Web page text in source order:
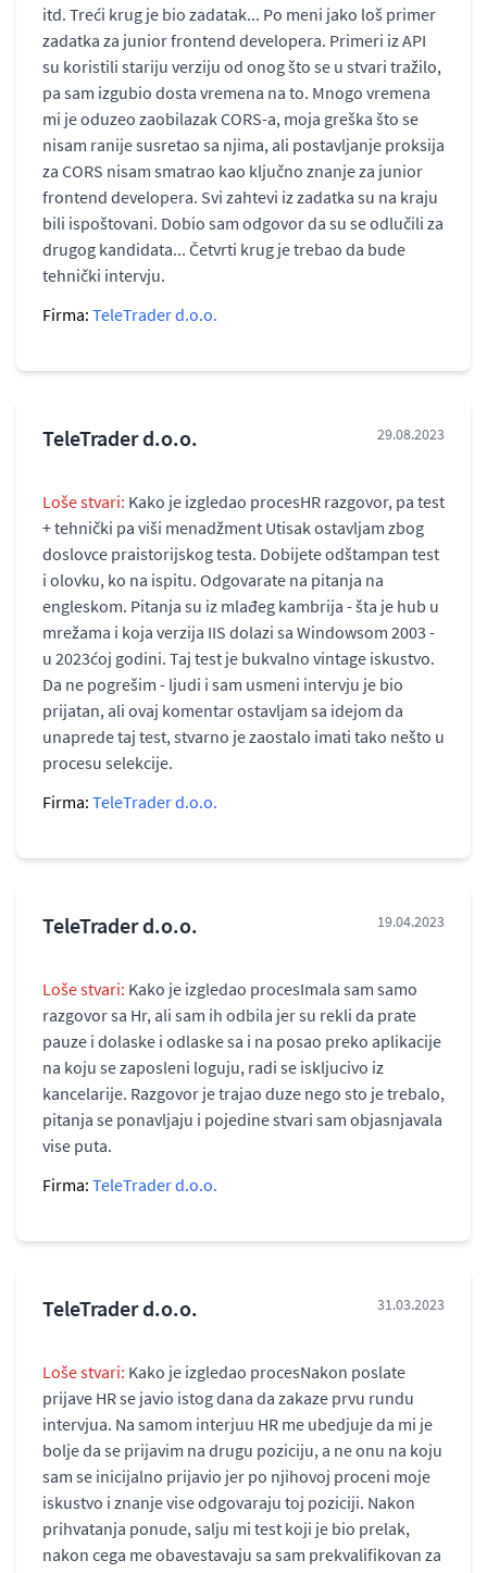
itd. Treći krug je bio zadatak... Po meni jako loš primer
zadatka za junior frontend developera. Primeri iz API
su koristili stariju verziju od onog što se u stvari tražilo,
pa sam izgubio dosta vremena na to. Mnogo vremena
mi je oduzeo zaobilazak CORS-a, moja greška što se
nisam ranije susretao sa njima, ali postavljanje proksija
za CORS nisam smatrao kao ključno znanje za junior
frontend developera. Svi zahtevi iz zadatka su na kraju
bili ispoštovani. Dobio sam odgovor da su se odlučili za
drugog kandidata... Četvrti krug je trebao da bude
tehnički intervju.
Firma: TeleTrader d.o.o.
TeleTrader d.o.o. 29.08.2023
Loše stvari: Kako je izgledao procesHR razgovor, pa test
+ tehnički pa viši menadžment Utisak ostavljam zbog
doslovce praistorijskog testa. Dobijete odštampan test
i olovku, ko na ispitu. Odgovarate na pitanja na
engleskom. Pitanja su iz mlađeg kambrija - šta je hub u
mrežama i koja verzija IIS dolazi sa Windowsom 2003 -
u 2023ćoj godini. Taj test je bukvalno vintage iskustvo.
Da ne pogrešim - ljudi i sam usmeni intervju je bio
prijatan, ali ovaj komentar ostavljam sa idejom da
unaprede taj test, stvarno je zaostalo imati tako nešto u
procesu selekcije.
Firma: TeleTrader d.o.o.
TeleTrader d.o.o. 19.04.2023
Loše stvari: Kako je izgledao procesImala sam samo
razgovor sa Hr, ali sam ih odbila jer su rekli da prate
pauze i dolaske i odlaske sa i na posao preko aplikacije
na koju se zaposleni loguju, radi se iskljucivo iz
kancelarije. Razgovor je trajao duze nego sto je trebalo,
pitanja se ponavljaju i pojedine stvari sam objasnjavala
vise puta.
Firma: TeleTrader d.o.o.
TeleTrader d.o.o. 31.03.2023
Loše stvari: Kako je izgledao procesNakon poslate
prijave HR se javio istog dana da zakaze prvu rundu
intervjua. Na samom interjuu HR me ubedjuje da mi je
bolje da se prijavim na drugu poziciju, a ne onu na koju
sam se inicijalno prijavio jer po njihovoj proceni moje
iskustvo i znanje vise odgovaraju toj poziciji. Nakon
prihvatanja ponude, salju mi test koji je bio prelak,
nakon cega me obavestavaju sa sam prekvalifikovan za